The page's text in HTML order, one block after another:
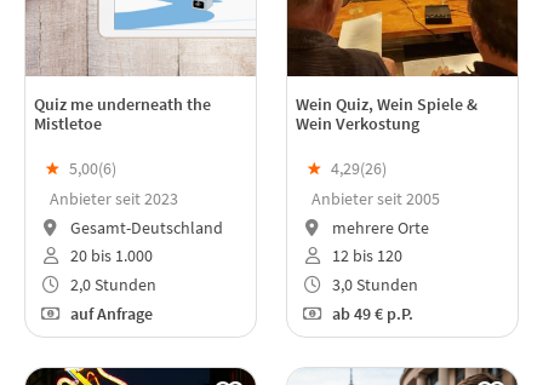
Quiz me underneath the
Mistletoe
★ 5,00(6)
Anbieter seit 2023
Gesamt-Deutschland
20 bis 1.000
2,0 Stunden
auf Anfrage
Wein Quiz, Wein Spiele &
Wein Verkostung
★ 4,29(26)
Anbieter seit 2005
mehrere Orte
12 bis 120
3,0 Stunden
ab49 € p.P.